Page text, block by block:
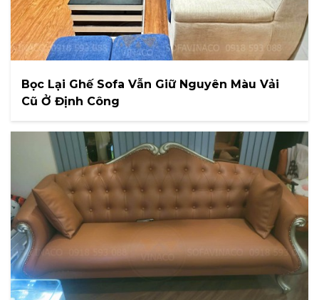
Bọc Lại Ghế Sofa Vẫn Giữ Nguyên Màu Vải
Cũ Ở Định Công